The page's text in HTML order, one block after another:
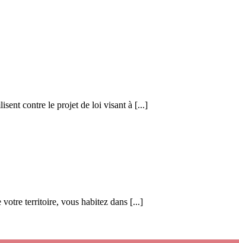
contre le projet de loi visant à [...]
votre territoire, vous habitez dans [...]